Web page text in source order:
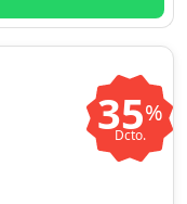
35%
Dcto.